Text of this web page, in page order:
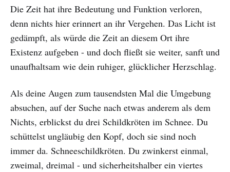
Die Zeit hat ihre Bedeutung und Funktion verloren,
denn nichts hier erinnert an ihr Vergehen. Das Licht ist
gedämpft, als würde die Zeit an diesem Ort ihre
Existenz aufgeben - und doch fließt sie weiter, sanft und
unaufhaltsam wie dein ruhiger, glücklicher Herzschlag.
Als deine Augen zum tausendsten Mal die Umgebung
absuchen, auf der Suche nach etwas anderem als dem
Nichts, erblickst du drei Schildkröten im Schnee. Du
schüttelst ungläubig den Kopf, doch sie sind noch
immer da. Schneeschildkröten. Du zwinkerst einmal,
zweimal, dreimal - und sicherheitshalber ein viertes